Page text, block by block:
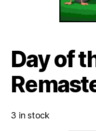
Day of
3 in stock